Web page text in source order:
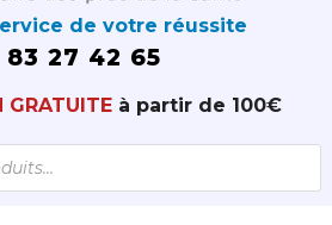
de votre réussite
83 27 42 65
GRATUITE à partir de 100€